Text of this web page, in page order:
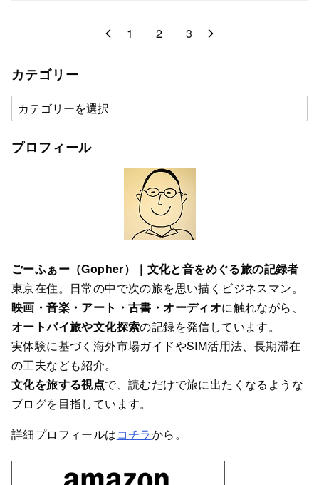
1 2 3
カテゴリー
カ
テ
ゴ
プロフィール
ごーふぁー（Gopher）｜文化と音をめぐる旅の記録者
東京在住。日常の中で次の旅を思い描くビジネスマン。
映画・音楽・アート・古書・オーディオに触れながら、
オートバイ旅や文化探索の記録を発信しています。
実体験に基づく海外市場ガイドやSIM活用法、長期滞在
の工夫なども紹介。
文化を旅する視点で、読むだけで旅に出たくなるような
ブログを目指しています。
詳細プロフィールはコチラから。